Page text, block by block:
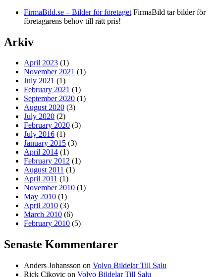
FirmaBild.se – Bilder för företaget FirmaBild tar bilder för
företagarens behov till rätt pris!
Arkiv
April 2023 (1)
November 2021 (1)
July 2021 (1)
February 2021 (1)
September 2020 (1)
August 2020 (3)
July 2020 (2)
February 2020 (3)
July 2016 (1)
January 2015 (3)
April 2014 (1)
February 2012 (1)
August 2011 (1)
April 2011 (1)
November 2010 (1)
May 2010 (1)
April 2010 (3)
March 2010 (6)
February 2010 (5)
Senaste Kommentarer
Anders Johansson on Volvo Bildelar Till Salu
Rick Cikovic on Volvo Bildelar Till Salu